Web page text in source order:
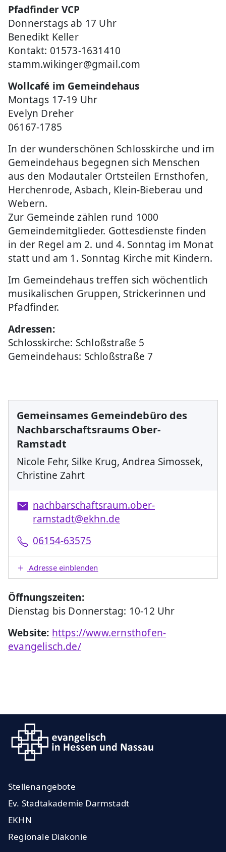
Pfadfinder VCP
Donnerstags ab 17 Uhr
Benedikt Keller
Kontakt: 01573-1631410
stamm.wikinger@gmail.com
Wollcafé im Gemeindehaus
Montags 17-19 Uhr
Evelyn Dreher
06167-1785
In der wunderschönen Schlosskirche und im
Gemeindehaus begegnen sich Menschen
aus den Modautaler Ortsteilen Ernsthofen,
Herchenrode, Asbach, Klein-Bieberau und
Webern.
Zur Gemeinde zählen rund 1000
Gemeindemitglieder. Gottesdienste finden
in der Regel am 2. und 4. Sonntag im Monat
statt und am 1. Sonntag Kirche mit Kindern.
Im Gemeindehaus treffen sich wöchentlich
musikalischen Gruppen, Strickerinnen und
Pfadfinder.
Adressen:
Schlosskirche: Schloßstraße 5
Gemeindehaus: Schloßstraße 7
Gemeinsames Gemeindebüro des
Nachbarschaftsraums Ober-
Ramstadt
Nicole Fehr, Silke Krug, Andrea Simossek,
Christine Zahrt
nachbarschaftsraum.ober-
ramstadt@ekhn.de
06154-63575
Adresse einblenden
Öffnungszeiten:
Dienstag bis Donnerstag: 10-12 Uhr
Website: https://www.ernsthofen-
evangelisch.de/
Stellenangebote
Ev. Stadtakademie Darmstadt
EKHN
Regionale Diakonie